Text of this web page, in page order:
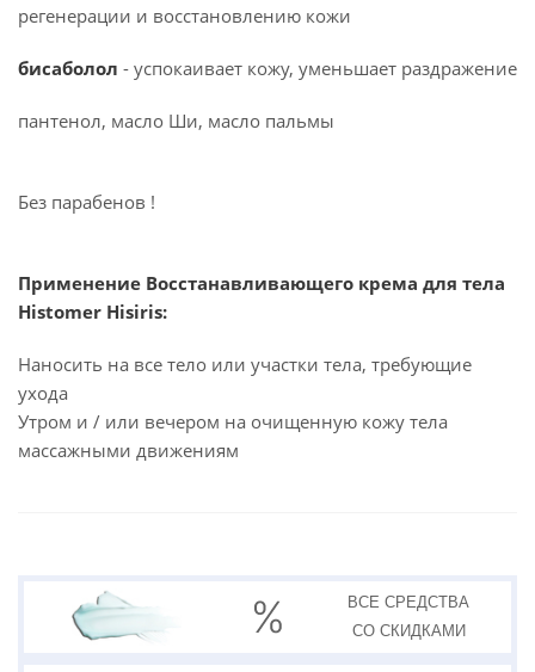
регенерации и восстановлению кожи
бисаболол - успокаивает кожу, уменьшает раздражение
пантенол, масло Ши, масло пальмы
Без парабенов !
Применение Восстанавливающего крема для тела
Histomer Hisiris:
Наносить на все тело или участки тела, требующие
ухода
Утром и / или вечером на очищенную кожу тела
массажными движениям
ВСЕ СРЕДСТВА
СО СКИДКАМИ